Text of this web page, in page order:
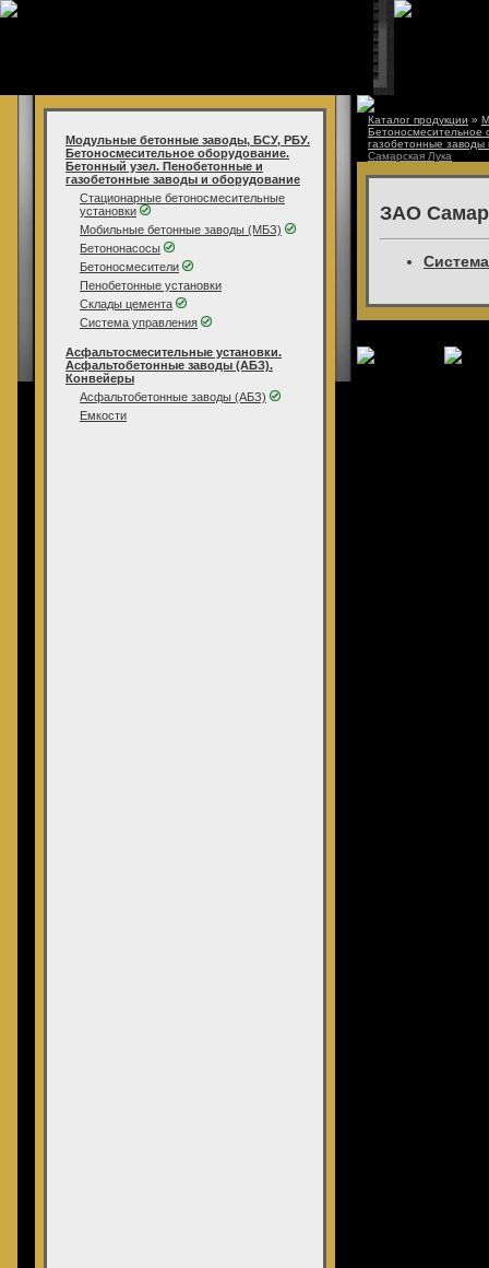
Модульные бетонные заводы, БСУ, РБУ.
Бетоносмесительное оборудование.
Бетонный узел. Пенобетонные и
газобетонные заводы и оборудование
Стационарные бетоносмесительные
установки
Мобильные бетонные заводы (МБЗ)
Бетононасосы
Бетоносмесители
Пенобетонные установки
Склады цемента
Система управления
Асфальтосмесительные установки.
Асфальтобетонные заводы (АБЗ).
Конвейеры
Асфальтобетонные заводы (АБЗ)
Емкости
Каталог продукции »
Бетоносмесительное
газобетонные заводы
Самарская Лука
ЗАО